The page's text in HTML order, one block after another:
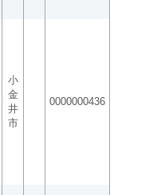
小
金
井
市
0000000436